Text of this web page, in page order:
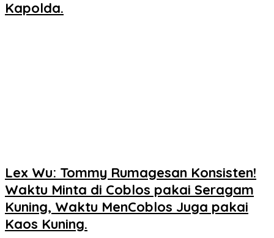
Kapolda.
Lex Wu: Tommy Rumagesan Konsisten!
Waktu Minta di Coblos pakai Seragam
Kuning, Waktu MenCoblos Juga pakai
Kaos Kuning.